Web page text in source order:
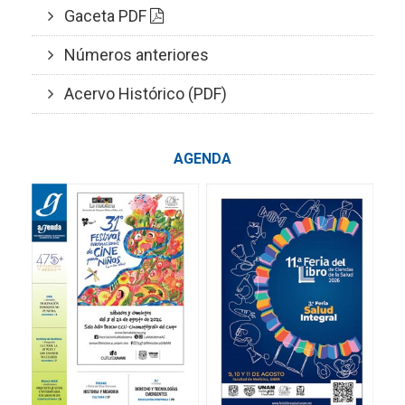
Gaceta PDF
Números anteriores
Acervo Histórico (PDF)
AGENDA